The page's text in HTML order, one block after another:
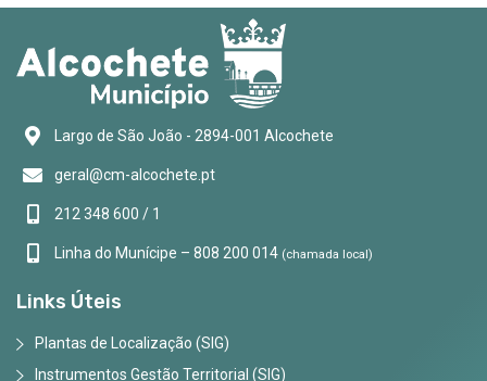
Largo de São João - 2894-001 Alcochete
geral@cm-alcochete.pt
212 348 600 / 1
Linha do Munícipe – 808 200 014 (chamada local)
Links Úteis
Plantas de Localização (SIG)
Instrumentos Gestão Territorial (SIG)